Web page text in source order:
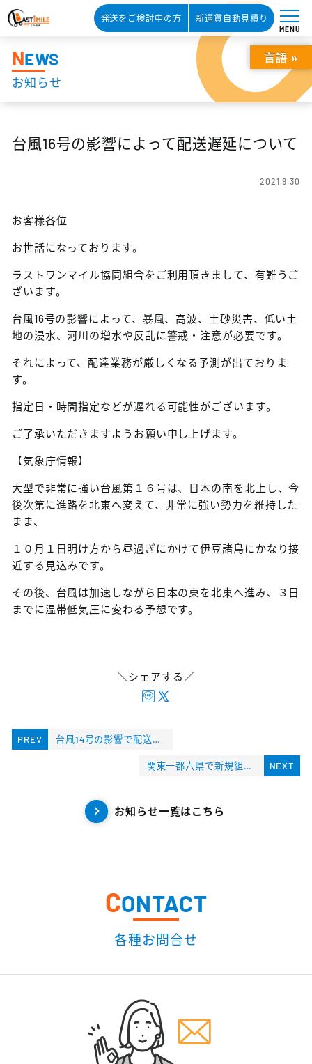
発送をご検討中の方 新運賃自動見積り
MENU
NEWS
お知らせ
台風16号の影響によって配送遅延について
2021.9.30
お客様各位
お世話になっております。
ラストワンマイル協同組合をご利用頂きまして、有難うご
ざいます。
台風16号の影響によって、暴風、高波、土砂災害、低い土
地の浸水、河川の増水や反乱に警戒・注意が必要です。
それによって、配達業務が厳しくなる予測が出ておりま
す。
指定日・時間指定などが遅れる可能性がございます。
ご了承いただきますようお願い申し上げます。
【気象庁情報】
大型で非常に強い台風第１６号は、日本の南を北上し、今
後次第に進路を北東へ変えて、非常に強い勢力を維持した
まま、
１０月１日明け方から昼過ぎにかけて伊豆諸島にかなり接
近する見込みです。
その後、台風は加速しながら日本の東を北東へ進み、３日
までに温帯低気圧に変わる予想です。
＼シェアする／
PREV 台風14号の影響で配送遅延のご連絡
NEXT
関東一都六県で新規組合員を募ります。(ドリームニュース掲載）
お知らせ一覧はこちら
CONTACT
各種お問合せ
言語 »